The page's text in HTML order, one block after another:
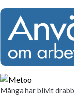
Många har blivit